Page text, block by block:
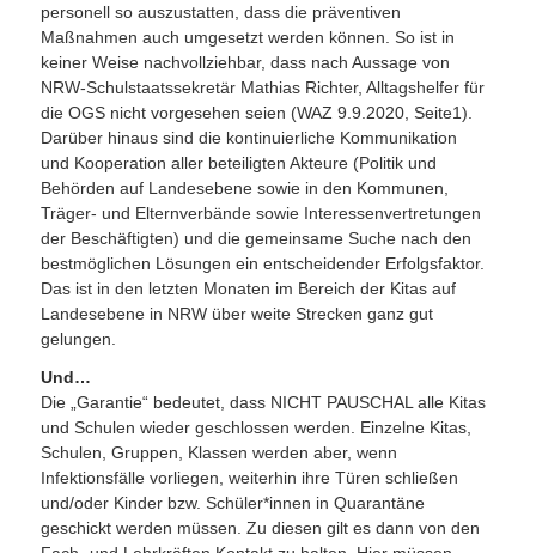
personell so auszustatten, dass die präventiven
Maßnahmen auch umgesetzt werden können. So ist in
keiner Weise nachvollziehbar, dass nach Aussage von
NRW-Schulstaatssekretär Mathias Richter, Alltagshelfer für
die OGS nicht vorgesehen seien (WAZ 9.9.2020, Seite1).
Darüber hinaus sind die kontinuierliche Kommunikation
und Kooperation aller beteiligten Akteure (Politik und
Behörden auf Landesebene sowie in den Kommunen,
Träger- und Elternverbände sowie Interessenvertretungen
der Beschäftigten) und die gemeinsame Suche nach den
bestmöglichen Lösungen ein entscheidender Erfolgsfaktor.
Das ist in den letzten Monaten im Bereich der Kitas auf
Landesebene in NRW über weite Strecken ganz gut
gelungen.
Und…
Die „Garantie“ bedeutet, dass NICHT PAUSCHAL alle Kitas
und Schulen wieder geschlossen werden. Einzelne Kitas,
Schulen, Gruppen, Klassen werden aber, wenn
Infektionsfälle vorliegen, weiterhin ihre Türen schließen
und/oder Kinder bzw. Schüler*innen in Quarantäne
geschickt werden müssen. Zu diesen gilt es dann von den